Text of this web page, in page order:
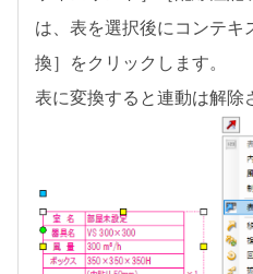
は、表を選択後にコンテキ
換］をクリックします。
表に変換すると連動は解除